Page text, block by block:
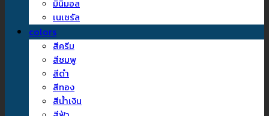
มินิมอล
เนเชรัล
colors
สีครีม
สีชมพู
สีดำ
สีทอง
สีน้ำเงิน